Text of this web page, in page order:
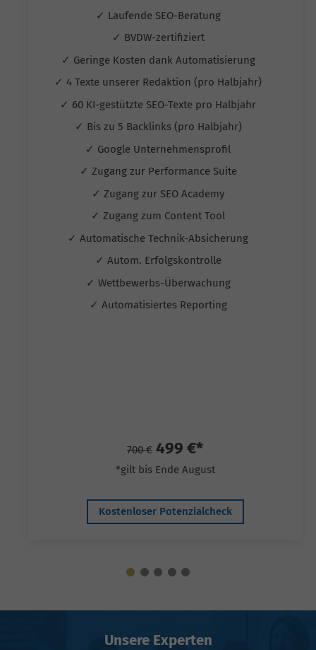
✓ Laufende SEO-Beratung
✓ BVDW-zertifiziert
✓ Geringe Kosten dank Automatisierung
✓ 4 Texte unserer Redaktion (pro Halbjahr)
✓ 60 KI-gestützte SEO-Texte pro Halbjahr
✓ Bis zu 5 Backlinks (pro Halbjahr)
✓ Google Unternehmensprofil
✓ Zugang zur Performance Suite
✓ Zugang zur SEO Academy
✓ Zugang zum Content Tool
✓ Automatische Technik-Absicherung
✓ Autom. Erfolgskontrolle
✓ Wettbewerbs-Überwachung
✓ Automatisiertes Reporting
700 € 499 €*
*gilt bis Ende August
Kostenloser Potenzialcheck
Unsere Experten